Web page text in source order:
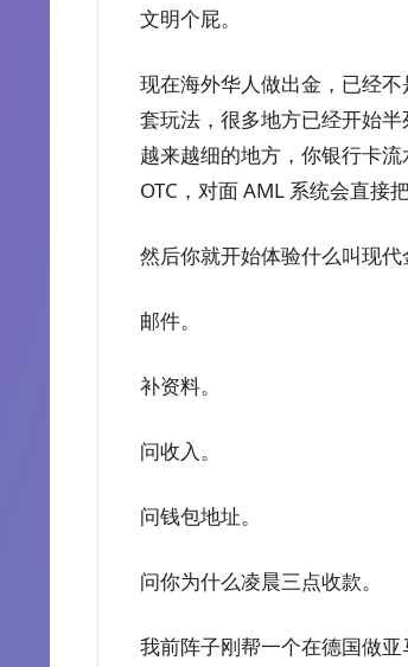
文明个屁。
现在海外华人做出金，已经
套玩法，很多地方已经开始
越来越细的地方，你银行卡
OTC，对面 AML 系统会直接
然后你就开始体验什么叫现代
邮件。
补资料。
问收入。
问钱包地址。
问你为什么凌晨三点收款。
我前阵子刚帮一个在德国做亚